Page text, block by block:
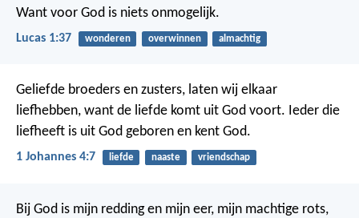
Want voor God is niets onmogelijk.
Lucas 1:37 wonderen overwinnen almachtig
Geliefde broeders en zusters, laten wij elkaar
liefhebben, want de liefde komt uit God voort. Ieder die
liefheeft is uit God geboren en kent God.
1 Johannes 4:7 liefde naaste vriendschap
Bij God is mijn redding en mijn eer, mijn machtige rots,